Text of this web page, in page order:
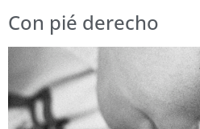
Con pié derecho